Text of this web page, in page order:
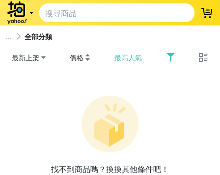
登
全部分類
最新上架 價格 最高人氣
找不到商品嗎？換換其他條件吧！